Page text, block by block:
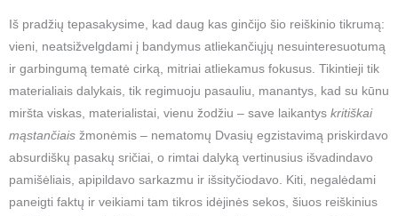
Iš pradžių tepasakysime, kad daug kas ginčijo šio reiškinio tikrumą:
vieni, neatsižvelgdami į bandymus atliekančiųjų nesuinteresuotumą
ir garbingumą tematė cirką, mitriai atliekamus fokusus. Tikintieji tik
materialiais dalykais, tik regimuoju pasauliu, manantys, kad su kūnu
miršta viskas, materialistai, vienu žodžiu – save laikantys kritiškai
mąstančiais žmonėmis – nematomų Dvasių egzistavimą priskirdavo
absurdiškų pasakų sričiai, o rimtai dalyką vertinusius išvadindavo
pamišėliais, apipildavo sarkazmu ir išsityčiodavo. Kiti, negalėdami
paneigti faktų ir veikiami tam tikros idėjinės sekos, šiuos reiškinius